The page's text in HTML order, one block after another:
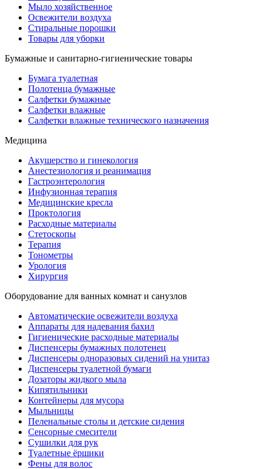
Мыло хозяйственное
Освежители воздуха
Стиральные порошки
Товары для уборки
Бумажные и санитарно-гигиенические товары
Бумага туалетная
Полотенца бумажные
Салфетки бумажные
Салфетки влажные
Салфетки влажные технического назначения
Медицина
Акушерство и гинекология
Анестезиология и реанимация
Гастроэнтерология
Инфузионная терапия
Медицинские кресла
Проктология
Расходные материалы
Стетоскопы
Терапия
Тонометры
Урология
Хирургия
Оборудование для ванных комнат и санузлов
Автоматические освежители воздуха
Аппараты для надевания бахил
Гигиенические расходные материалы
Диспенсеры бумажных полотенец
Диспенсеры одноразовых сидений на унитаз
Диспенсеры туалетной бумаги
Дозаторы жидкого мыла
Кипятильники
Контейнеры для мусора
Мыльницы
Пеленальные столы и детские сидения
Сенсорные смесители
Сушилки для рук
Туалетные ёршики
Фены для волос